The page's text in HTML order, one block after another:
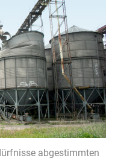
abgestimmten